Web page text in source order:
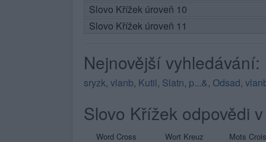
Slovo Křížek úroveň 10
Slovo Křížek úroveň 11
Nejnovější vyhledávání:
sryzk, vlanb, Kutil, Slatn, p...&, Odsad,
Slovo Křížek odpovědi
Word Cross Wort Kreuz Mots